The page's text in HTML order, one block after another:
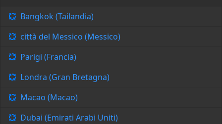
Bangkok (Tailandia)
città del Messico (Messico)
Parigi (Francia)
Londra (Gran Bretagna)
Macao (Macao)
Dubai (Emirati Arabi Uniti)